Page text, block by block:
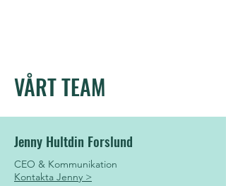
VÅRT TEAM
Jenny Hultdin Forslund
CEO & Kommunikation
Kontakta Jenny >